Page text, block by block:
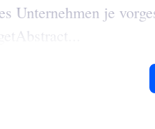
Unternehmen je